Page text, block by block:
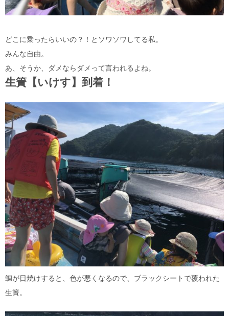
どこに乗ったらいいの？！とソワソワしてる私。
みんな自由。
あ、そうか、ダメならダメって言われるよね。
生簀【いけす】到着！
鯛が日焼けすると、色が悪くなるので、ブラックシートで覆われた
生簀。